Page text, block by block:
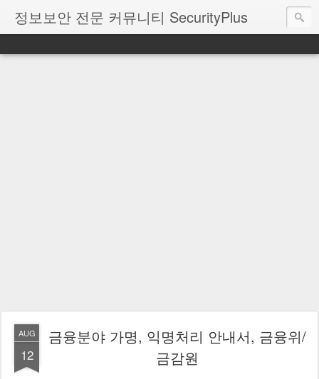
정보보안 전문 커뮤니티 SecurityPlus
AUG
12
금융분야 가명, 익명처리 안내서, 금융위/
금감원